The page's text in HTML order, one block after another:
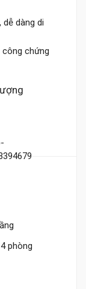
dàng di
công chứng
4 phòng